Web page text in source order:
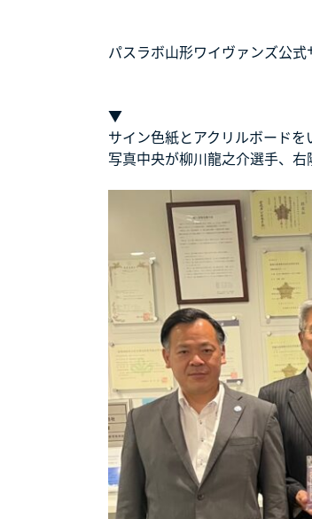
パスラボ山形ワイヴァンズ公式
▼
サイン色紙とアクリルボードを
写真中央が柳川龍之介選手、右